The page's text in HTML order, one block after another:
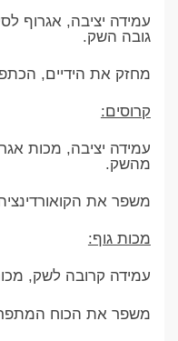
עמידה יציבה, אגרוף
גובה השק.
מחזק את הידיים,
קרוסים:
עמידה יציבה, מכות
מהשק.
משפר את
מכות גוף:
עמידה קרובה לשק,
משפר את הכוח